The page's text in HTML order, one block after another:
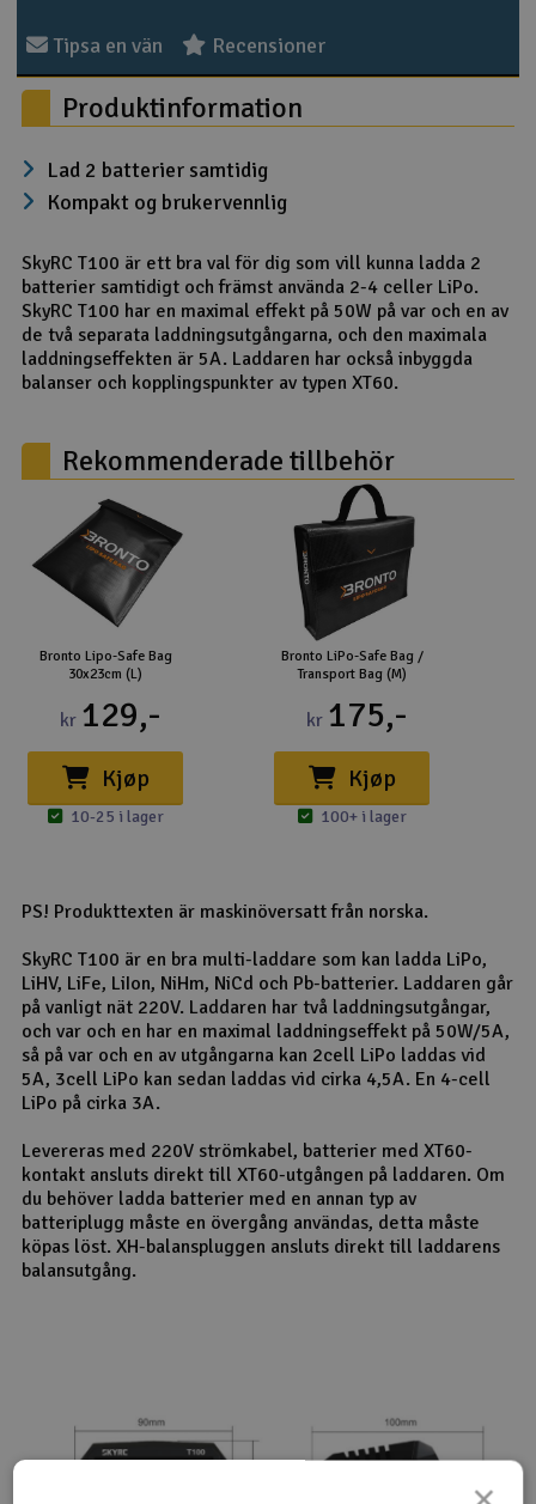
Tipsa en vän Recensioner
Produktinformation
Lad 2 batterier samtidig
Kompakt og brukervennlig
SkyRC T100 är ett bra val för dig som vill kunna ladda 2
batterier samtidigt och främst använda 2-4 celler LiPo.
SkyRC T100 har en maximal effekt på 50W på var och en av
de två separata laddningsutgångarna, och den maximala
laddningseffekten är 5A. Laddaren har också inbyggda
balanser och kopplingspunkter av typen XT60.
Rekommenderade tillbehör
Bronto Lipo-Safe Bag
30x23cm (L)
kr 129,-
Kjøp
10-25 i lager
Bronto LiPo-Safe Bag /
Transport Bag (M)
kr 175,-
Kjøp
100+ i lager
PS! Produkttexten är maskinöversatt från norska.
SkyRC T100 är en bra multi-laddare som kan ladda LiPo,
LiHV, LiFe, LiIon, NiHm, NiCd och Pb-batterier. Laddaren går
på vanligt nät 220V. Laddaren har två laddningsutgångar,
och var och en har en maximal laddningseffekt på 50W/5A,
så på var och en av utgångarna kan 2cell LiPo laddas vid
5A, 3cell LiPo kan sedan laddas vid cirka 4,5A. En 4-cell
LiPo på cirka 3A.
Levereras med 220V strömkabel, batterier med XT60-
kontakt ansluts direkt till XT60-utgången på laddaren. Om
du behöver ladda batterier med en annan typ av
batteriplugg måste en övergång användas, detta måste
köpas löst. XH-balanspluggen ansluts direkt till laddarens
balansutgång.